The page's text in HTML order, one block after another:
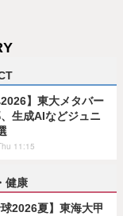
2026】東大メタバー
生成AIなどジュニ
11:15
健康
球2026夏】東海大甲